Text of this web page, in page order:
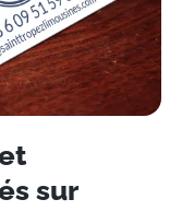
sur